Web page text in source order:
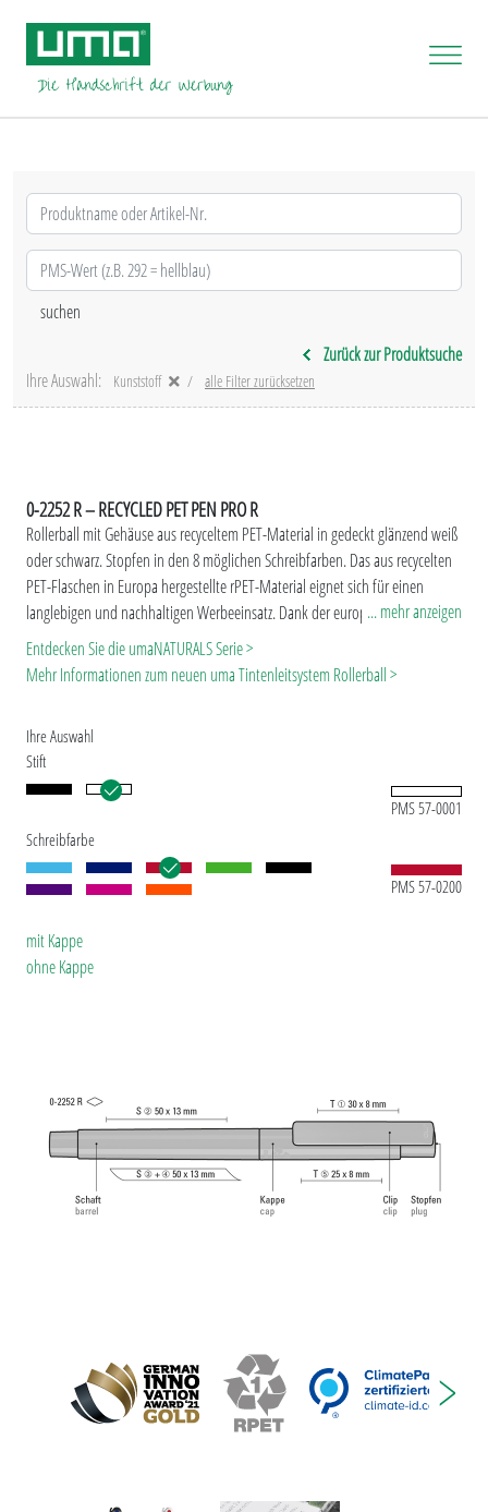
Zurück zur Produktsuche
Ihre Auswahl:
Kunststoff alle Filter zurücksetzen
0-2252 R – RECYCLED PET PEN PRO R
Rollerball mit Gehäuse aus recyceltem PET-Material in gedeckt glänzend weiß
oder schwarz. Stopfen in den 8 möglichen Schreibfarben. Das aus recycelten
PET-Flaschen in Europa hergestellte rPET-Material eignet sich für einen
langlebigen und nachhaltigen Werbeeinsatz. Dank der europäischen und
ClimatePartner-zertifizierten Produktion leistet der uma RECYCLED PET PEN
PRO R einen zusätzlichen nachhaltigen Beitrag zur Schonung der Umwelt.
Aufgrund der Besonderheit des Materials (recyceltes PET-Material) sind
... mehr anzeigen
Entdecken Sie die umaNATURALS Serie >
Mehr Informationen zum neuen uma Tintenleitsystem Rollerball >
Ihre Auswahl
Stift
PMS 57-0001
Schreibfarbe
PMS 57-0200
mit Kappe
ohne Kappe